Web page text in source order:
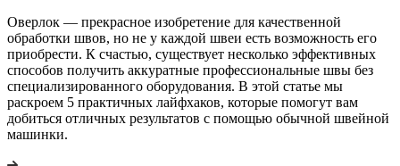
Оверлок — прекрасное изобретение для качественной
обработки швов, но не у каждой швеи есть возможность его
приобрести. К счастью, существует несколько эффективных
способов получить аккуратные профессиональные швы без
специализированного оборудования. В этой статье мы
раскроем 5 практичных лайфхаков, которые помогут вам
добиться отличных результатов с помощью обычной швейной
машинки.